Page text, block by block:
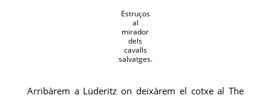
Estruços
al
mirador
dels
cavalls
salvatges.
Arribàrem a Lüderitz on deixàrem el cotxe al The